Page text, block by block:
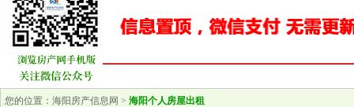
您的位置： 海阳房产信息网 > 海阳个人房屋出租